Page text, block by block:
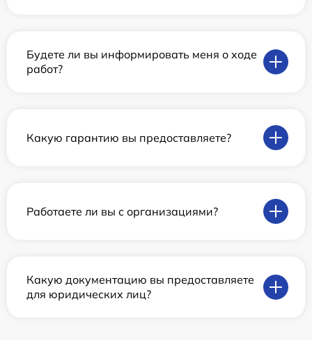
Будете ли вы информировать меня о ходе
работ?
Какую гарантию вы предоставляете?
Работаете ли вы с организациями?
Какую документацию вы предоставляете
для юридических лиц?